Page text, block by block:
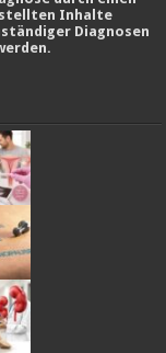
Inhalte
Diagnosen